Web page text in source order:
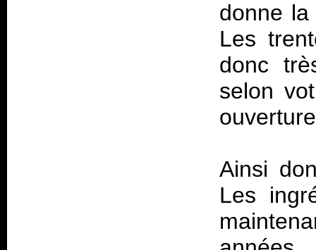
donne
Les
donc
selon
Ainsi
Les